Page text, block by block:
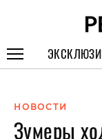
НОВОСТИ
Зумеры